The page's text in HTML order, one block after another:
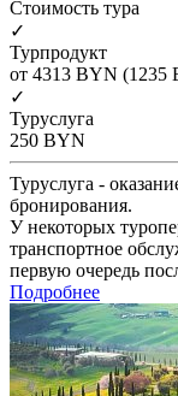
Cтоимость тура
✓
Турпродукт
от 4313 BYN (1235
✓
Туруслуга
250 BYN
Туруслуга -
бронирования.
У некоторых
транспортное
первую очередь
Подробнее